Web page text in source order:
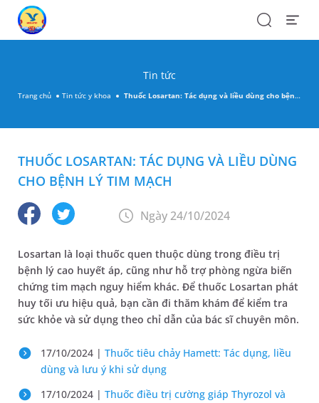
SearchOpen
Tin tức
Trang chủ Tin tức y khoa Thuốc Losartan: Tác dụng và liều dùng cho bệnh lý tim mạch
THUỐC LOSARTAN: TÁC DỤNG VÀ LIỀU DÙNG
CHO BỆNH LÝ TIM MẠCH
Ngày 24/10/2024
Losartan là loại thuốc quen thuộc dùng trong điều trị
bệnh lý cao huyết áp, cũng như hỗ trợ phòng ngừa biến
chứng tim mạch nguy hiểm khác. Để thuốc Losartan phát
huy tối ưu hiệu quả, bạn cần đi thăm khám để kiểm tra
sức khỏe và sử dụng theo chỉ dẫn của bác sĩ chuyên môn.
17/10/2024 | Thuốc tiêu chảy Hamett: Tác dụng, liều
dùng và lưu ý khi sử dụng
17/10/2024 | Thuốc điều trị cường giáp Thyrozol và